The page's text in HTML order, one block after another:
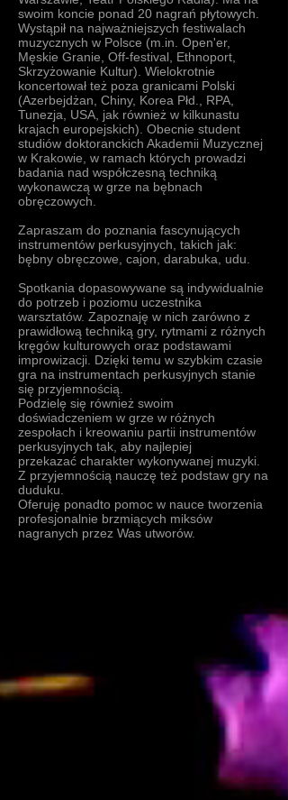
swoim koncie ponad 20 nagrań płytowych.
Wystąpił na najważniejszych festiwalach
muzycznych w Polsce (m.in. Open'er,
Męskie Granie, Off-festival, Ethnoport,
Skrzyżowanie Kultur). Wielokrotnie
koncertował też poza granicami Polski
(Azerbejdżan, Chiny, Korea Płd., RPA,
Tunezja, USA, jak również w kilkunastu
krajach europejskich). Obecnie student
studiów doktoranckich Akademii Muzycznej
w Krakowie, w ramach których prowadzi
badania nad współczesną techniką
wykonawczą w grze na bębnach
obręczowych.
Zapraszam do poznania fascynujących
instrumentów perkusyjnych, takich jak:
bębny obręczowe, cajon, darabuka, udu.
Spotkania dopasowywane są indywidualnie
do potrzeb i poziomu uczestnika
warsztatów. Zapoznaję w nich zarówno z
prawidłową techniką gry, rytmami z różnych
kręgów kulturowych oraz podstawami
improwizacji. Dzięki temu w szybkim czasie
gra na instrumentach perkusyjnych stanie
się przyjemnością.
Podzielę się również swoim
doświadczeniem w grze w różnych
zespołach i kreowaniu partii instrumentów
perkusyjnych tak, aby najlepiej
przekazać charakter wykonywanej muzyki.
Z przyjemnością nauczę też podstaw gry na
duduku.
Oferuję ponadto pomoc w nauce tworzenia
profesjonalnie brzmiących miksów
nagranych przez Was utworów.